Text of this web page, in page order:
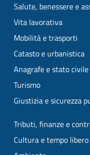
Salute, benessere e
Vita lavorativa
Mobilità e trasporti
Catasto e urbanistica
Anagrafe e stato civile
Turismo
Giustizia e sicurezza
Tributi, finanze e
Cultura e tempo libero